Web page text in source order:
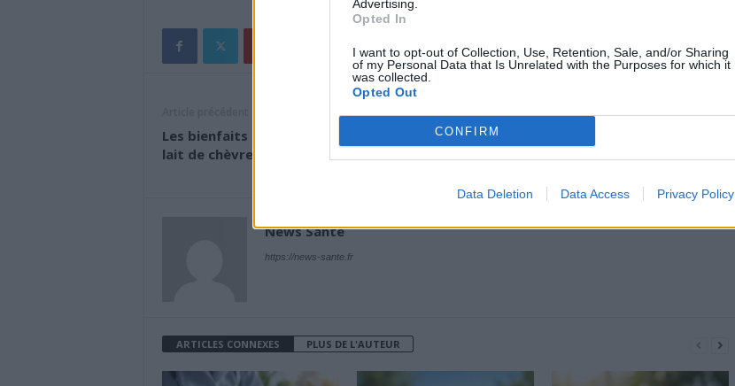
Advertising.
Opted In
I want to opt-out of Collection, Use, Retention, Sale, and/or Sharing
of my Personal Data that Is Unrelated with the Purposes for which it
was collected.
Opted Out
CONFIRM
Data Deletion Data Access Privacy Policy
Les bienfaits insoupçonnés du savon au
lait de chèvre
Article suivant
Le test salivaire de l’endométriose
News Santé
https://news-sante.fr
ARTICLES CONNEXES PLUS DE L'AUTEUR